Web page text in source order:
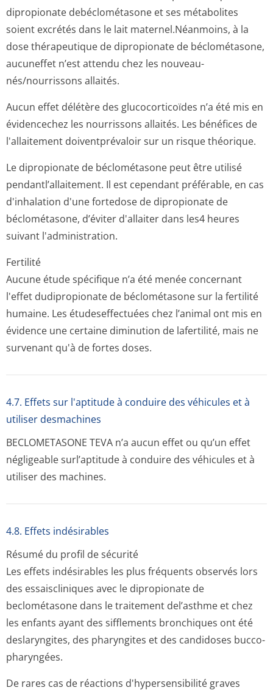
dipropionate debéclométasone et ses métabolites
soient excrétés dans le lait maternel.Néanmoins, à la
dose thérapeutique de dipropionate de béclométasone,
aucuneffet n’est attendu chez les nouveau-
nés/nourrissons allaités.
Aucun effet délétère des glucocorticoïdes n’a été mis en
évidencechez les nourrissons allaités. Les bénéfices de
l'allaitement doiventprévaloir sur un risque théorique.
Le dipropionate de béclométasone peut être utilisé
pendantl’alla­itement. Il est cependant préférable, en cas
d'inhalation d'une fortedose de dipropionate de
béclométasone, d’éviter d'allaiter dans les4 heures
suivant l'administration.
Fertilité
Aucune étude spécifique n’a été menée concernant
l'effet dudipropionate de béclométasone sur la fertilité
humaine. Les étudeseffectuées chez l’animal ont mis en
évidence une certaine diminution de lafertilité, mais ne
survenant qu'à de fortes doses.
4.7. Effets sur l'aptitude à conduire des véhicules et à
utiliser desmachines
BECLOMETASONE TEVA n’a aucun effet ou qu’un effet
négligeable surl’aptitude à conduire des véhicules et à
utiliser des machines.
4.8. Effets indésirables
Résumé du profil de sécurité
Les effets indésirables les plus fréquents observés lors
des essaiscliniques avec le dipropionate de
beclométasone dans le traitement del’asthme et chez
les enfants ayant des sifflements bronchiques ont été
deslaryngites, des pharyngites et des candidoses bucco-
pharyngées.
De rares cas de réactions d'hypersensibilité graves